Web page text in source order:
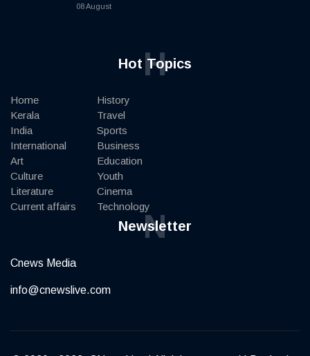
08 August
Hot Topics
H
Home
Kerala
India
International
Art
Culture
Literature
Current affairs
History
Travel
Sports
Business
Education
Youth
Cinema
Technology
Newsletter
N
Cnews Media
info@cnewslive.com